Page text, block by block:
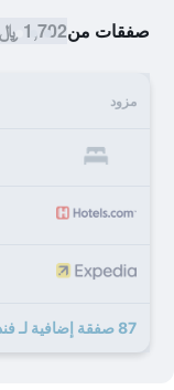
صفقات من1,702 ﷼
مزود
87 صفقة إضافية لـ فندق غراند رويال